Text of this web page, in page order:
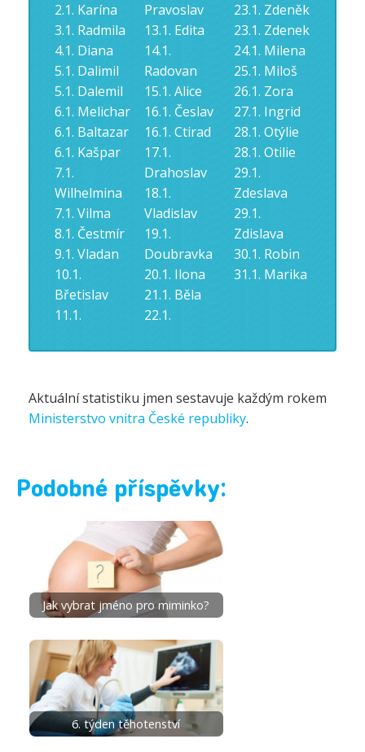
2.1. Karína
3.1. Radmila
4.1. Diana
5.1. Dalimil
5.1. Dalemil
6.1. Melichar
6.1. Baltazar
6.1. Kašpar
7.1.
Wilhelmina
7.1. Vilma
8.1. Čestmír
9.1. Vladan
10.1.
Břetislav
11.1.
Pravoslav
13.1. Edita
14.1.
Radovan
15.1. Alice
16.1. Česlav
16.1. Ctirad
17.1.
Drahoslav
18.1.
Vladislav
19.1.
Doubravka
20.1. Ilona
21.1. Běla
22.1.
23.1. Zdeněk
23.1. Zdenek
24.1. Milena
25.1. Miloš
26.1. Zora
27.1. Ingrid
28.1. Otýlie
28.1. Otilie
29.1.
Zdeslava
29.1.
Zdislava
30.1. Robin
31.1. Marika
Aktuální statistiku jmen sestavuje každým rokem
Ministerstvo vnitra České republiky.
Podobné příspěvky:
Jak vybrat jméno pro miminko?
6. týden těhotenství